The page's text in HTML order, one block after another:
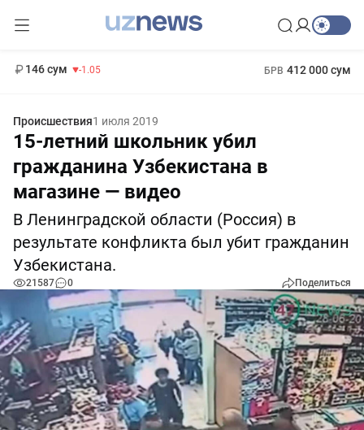
146 сум -1.05 БРВ 412 000 сум
Происшествия1 июля 2019
15-летний школьник убил
гражданина Узбекистана в
магазине — видео
В Ленинградской области (Россия) в
результате конфликта был убит гражданин
Узбекистана.
21587 0 Поделиться